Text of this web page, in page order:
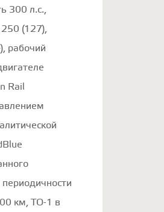
300 л.с.,
(127),
рабочий
Rail
км, ТО-1 в